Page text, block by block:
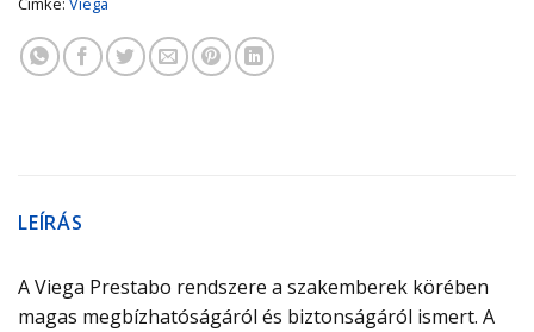
LEÍRÁS
A Viega Prestabo rendszere a szakemberek körében
magas megbízhatóságáról és biztonságáról ismert. A